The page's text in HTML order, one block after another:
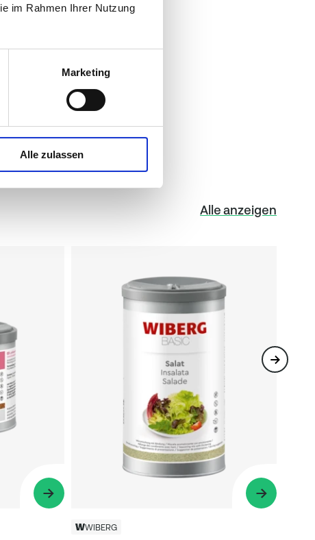
im Rahmen Ihrer Nutzung
Marketing
Alle zulassen
2011 Natrium x 2,5)
Alle anzeigen
WIBERG